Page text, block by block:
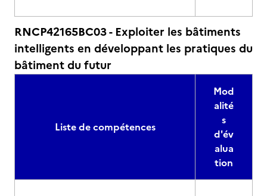
RNCP42165BC03 - Exploiter les bâtiments
intelligents en développant les pratiques du
bâtiment du futur
Liste de compétences
Mod
alité
s
d'év
alua
tion